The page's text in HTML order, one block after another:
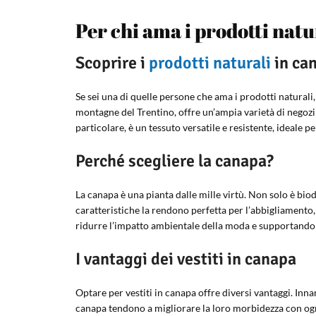
Per chi ama i prodotti
Scoprire i prodotti naturali in
Se sei una di quelle persone che ama i prodotti
montagne del Trentino, offre un’ampia varietà di
particolare, è un tessuto versatile e resistente, ideale
Perché scegliere la canapa?
La canapa è una pianta dalle mille virtù. Non solo è
caratteristiche la rendono perfetta per
ridurre l’impatto ambientale della moda e
I vantaggi dei vestiti in canapa
Optare per vestiti in canapa offre diversi vantaggi.
canapa tendono a migliorare la loro morbidezza con